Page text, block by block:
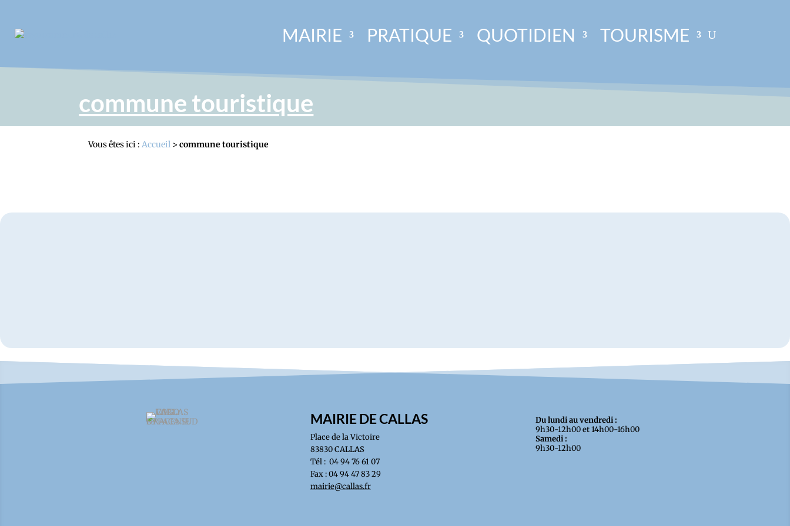
MAIRIE PRATIQUE QUOTIDIEN TOURISME
commune touristique
Vous êtes ici : Accueil >commune touristique
MAIRIE DE CALLAS
Place de la Victoire
83830 CALLAS
Tél : 04 94 76 61 07
Fax : 04 94 47 83 29
mairie@callas.fr
Du lundi au vendredi :
9h30-12h00 et 14h00-16h00
Samedi :
9h30-12h00